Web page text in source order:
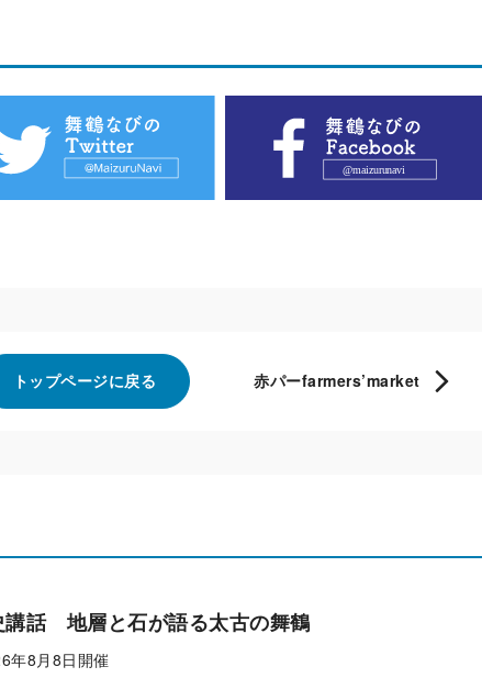
トップページに戻る 赤パーfarmers’market
講話 地層と石が語る太古の舞鶴
8月8日開催